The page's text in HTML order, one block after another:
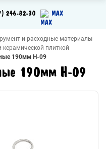
246-82-30 MAX
и расходные материалы
плиткой
190мм H-09
190мм H-09